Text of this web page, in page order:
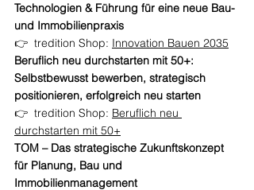
Technologien & Führung für eine neue Bau-
und Immobilienpraxis
👉  tredition Shop: Innovation Bauen 2035
Beruflich neu durchstarten mit 50+:
Selbstbewusst bewerben, strategisch
positionieren, erfolgreich neu starten
👉  tredition Shop: Beruflich neu
durchstarten mit 50+
TOM – Das strategische Zukunftskonzept
für Planung, Bau und
Immobilienmanagement